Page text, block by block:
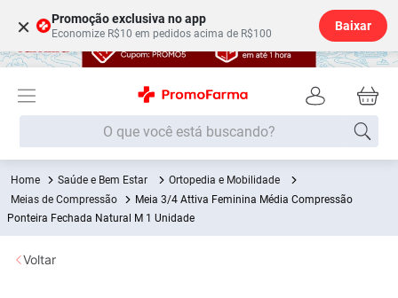
× Promoção exclusiva no app
Economize R$10 em pedidos acima de R$100
Baixar
O que você está buscando?
Saúde e Bem Estar
Ortopedia e Mobilidade
Meias de Compressão
Meia 3/4 Attiva Feminina Média Compressão
Ponteira Fechada Natural M 1 Unidade
Voltar
Termos mais buscados
1º Fralda